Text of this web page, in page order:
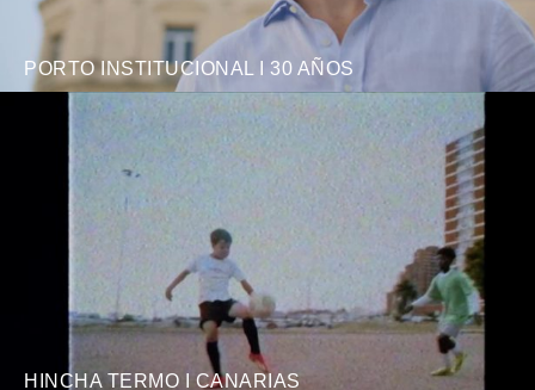
PORTO INSTITUCIONAL I 30 AÑOS
HINCHA TERMO I CANARIAS